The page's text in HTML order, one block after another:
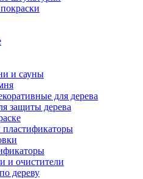
и сауны
для дерева
защиты дерева
пластификаторы
и очистители
дереву